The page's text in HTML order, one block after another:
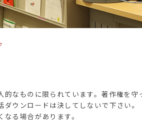
的なものに限られています。著作権を守
ダウンロードは決してしないで下さい。
る場合があります。